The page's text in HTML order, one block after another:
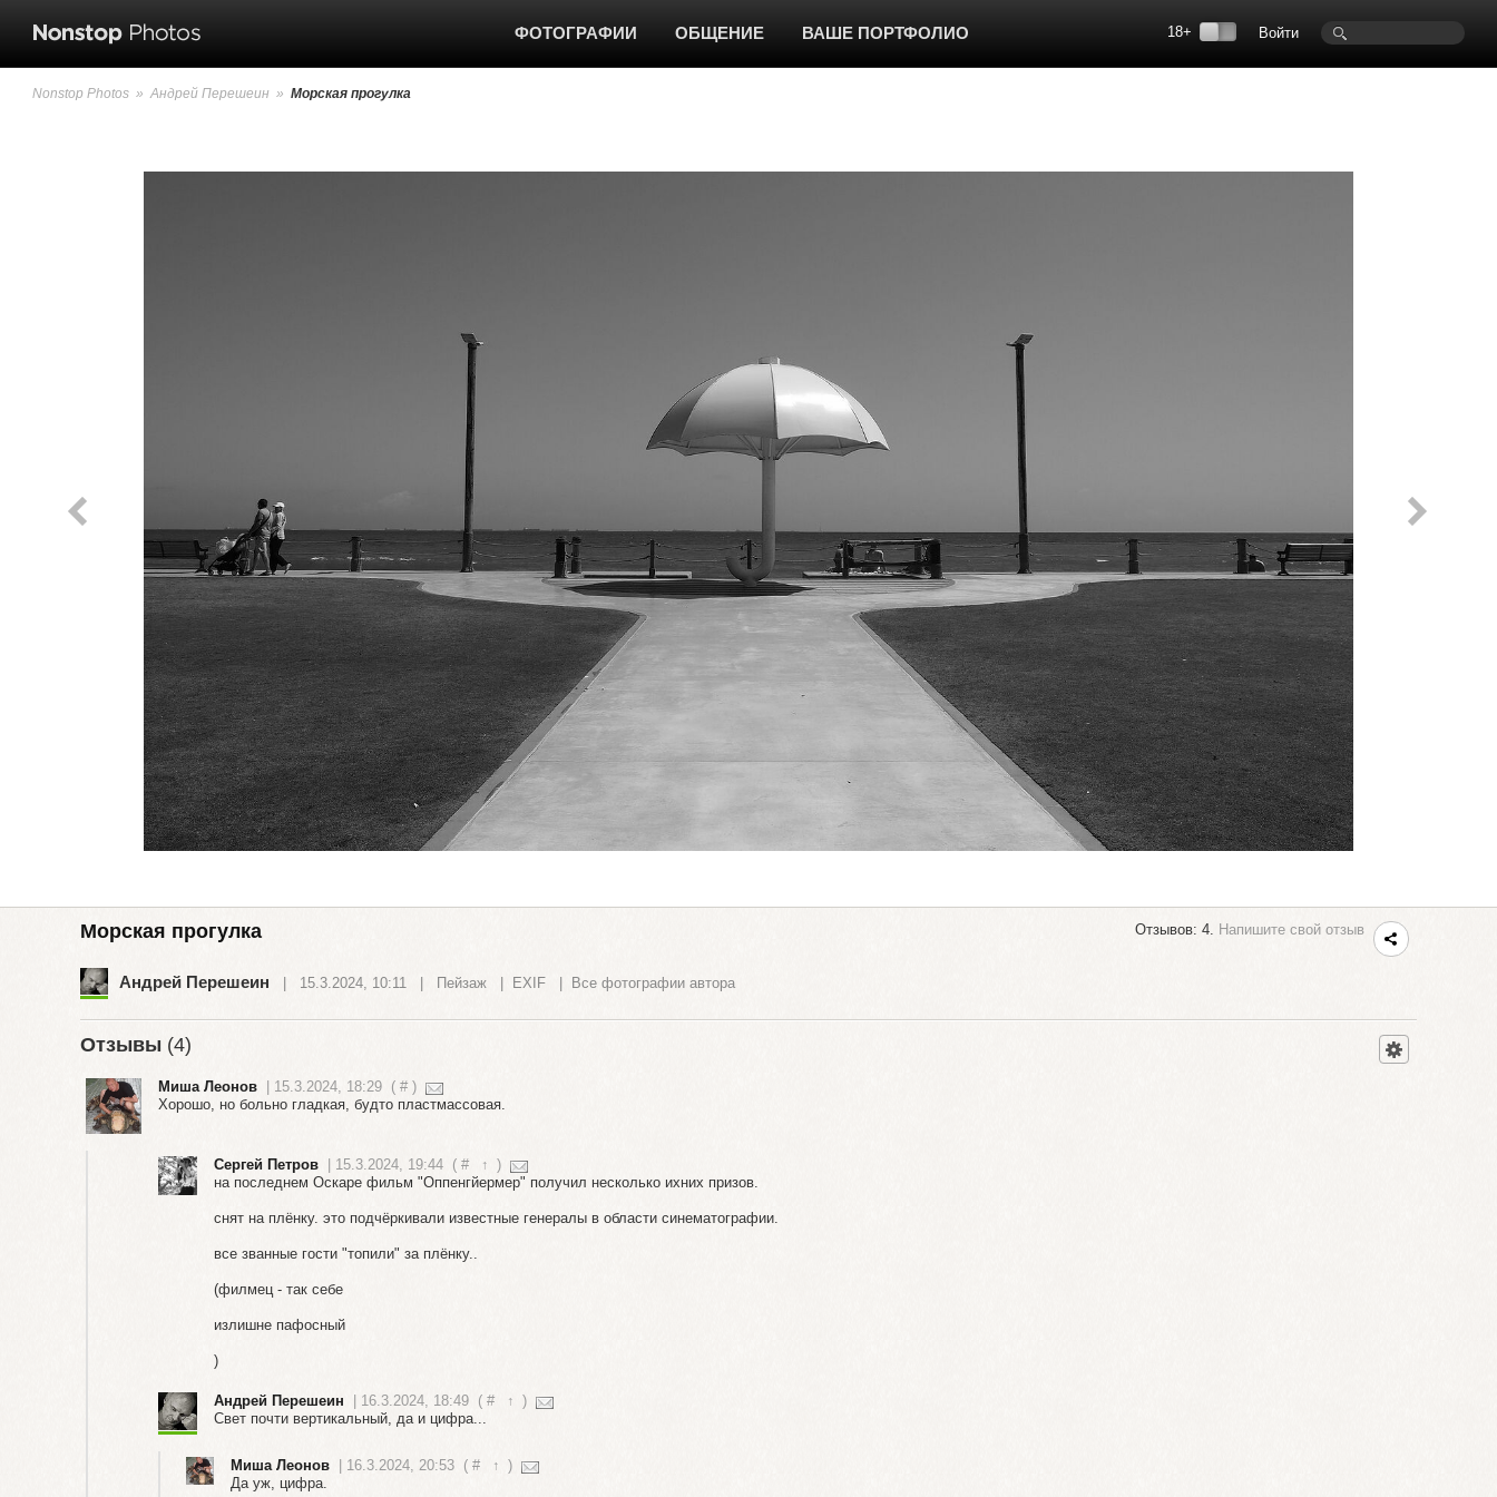
Войти
18+
ФОТОГРАФИИ ОБЩЕНИЕ ВАШЕ ПОРТФОЛИО
Nonstop Photos »Андрей Перешеин » Морская прогулка
Отзывов: 4. Напишите свой отзыв
Морская прогулка
Андрей Перешеин | 15.3.2024, 10:11 | Пейзаж | EXIF | Все фотографии автора
Отзывы (4)
Миша Леонов | 15.3.2024, 18:29 ( # )
Хорошо, но больно гладкая, будто пластмассовая.
Сергей Петров | 15.3.2024, 19:44 ( # ↑ )
на последнем Оскаре фильм "Оппенгйермер" получил несколько ихних призов.
снят на плёнку. это подчёркивали известные генералы в области синематографии.
все званные гости "топили" за плёнку..
(филмец - так себе
излишне пафосный
)
Андрей Перешеин | 16.3.2024, 18:49 ( # ↑ )
Свет почти вертикальный, да и цифра...
Миша Леонов | 16.3.2024, 20:53 ( # ↑ )
Да уж, цифра.